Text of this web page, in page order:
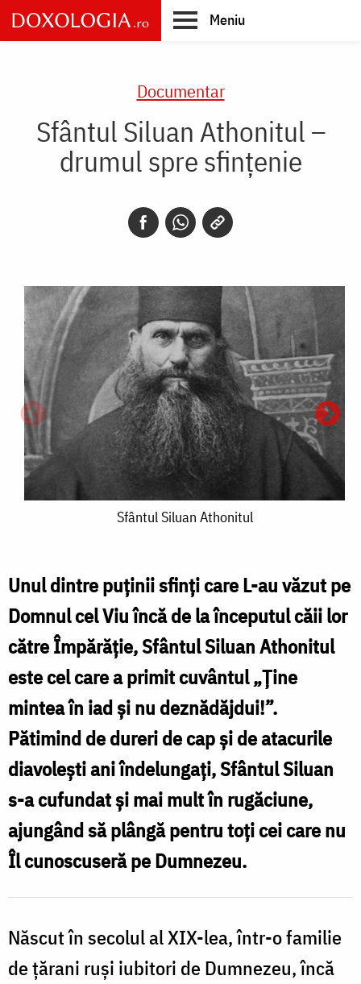
Skip
to
main
Meniu
Documentar
Sfântul Siluan Athonitul –
drumul spre sfințenie
Sfântul Siluan Athonitul
Unul dintre puținii sfinți care L-au văzut pe
Domnul cel Viu încă de la începutul căii lor
către Împărăție, Sfântul Siluan Athonitul
este cel care a primit cuvântul „Ține
mintea în iad și nu deznădăjdui!”.
Pătimind de dureri de cap și de atacurile
diavolești ani îndelungați, Sfântul Siluan
s-a cufundat și mai mult în rugăciune,
ajungând să plângă pentru toți cei care nu
Îl cunoscuseră pe Dumnezeu.
Născut în secolul al XIX-lea, într-o familie
de țărani ruși iubitori de Dumnezeu, încă